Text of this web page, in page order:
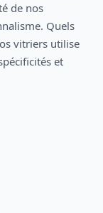
de nos
Quels
vitriers utilise
et